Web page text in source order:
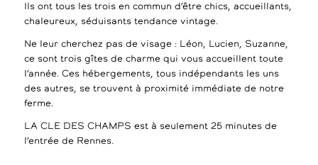
Ils ont tous les trois en commun d’être chics, accueillants,
chaleureux, séduisants tendance vintage.
Ne leur cherchez pas de visage : Léon, Lucien, Suzanne,
ce sont trois gîtes de charme qui vous accueillent toute
l’année. Ces hébergements, tous indépendants les uns
des autres, se trouvent à proximité immédiate de notre
ferme.
LA CLE DES CHAMPS est à seulement 25 minutes de
l’entrée de Rennes.